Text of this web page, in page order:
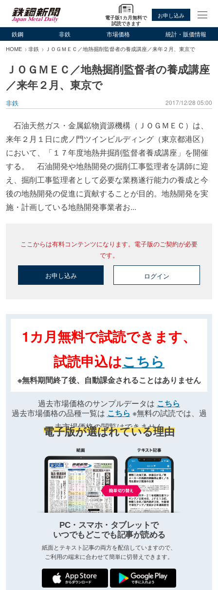
電子版1カ月無料で
試読できます
お申し込み
鉄鋼 非鉄 市場価格 統計・販価情報
HOME 非鉄 ＪＯＧＭＥＣ／地熱掘削監督者の養成講座／来年２月、東京で
ＪＯＧＭＥＣ／地熱掘削監督者の養成講座
／来年２月、東京で
非鉄 2017/12/28 05:00
石油天然ガス・金属鉱物資源機構（ＪＯＧＭＥＣ）は、
来年２月１日に虎ノ門ツインビルディング（東京都港区）
において、「１７年度地熱井掘削監督者養成講座」を開催
する。 石油開発や地熱開発の掘削工事監理者を講師に迎
え、掘削工事監理者として必要な業務遂行能力の養成と今
後の地熱開発の促進に貢献することが目的。地熱開発を実
施・計画している地熱開発事業者お...
ここからは有料コンテンツになります。電子版のご契約が必要
です。
お申し込み ログイン
1カ月無料で試読できます、
試読申込はこちら
※無料期間終了後、自動課金されることはありません
過去市場価格のサンプルデータは こちら
過去市場価格の品種一覧は こちら ※無料の試読では、過
去市場価格の閲覧はできません
電子版が選ばれている理由
PC・スマホ・タブレットで
いつでもどこでも記事が読める
紙面とテキスト記事の両方を配信していますので、
ご利用の端末に合わせて簡単に切替えできます。